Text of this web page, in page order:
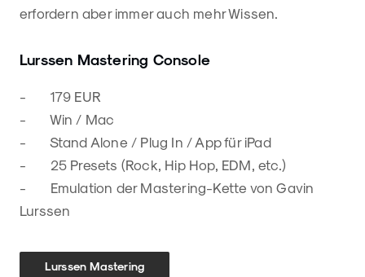
erfordern aber immer auch mehr Wissen.
Lurssen Mastering Console
- 179 EUR
- Win / Mac
- Stand Alone / Plug In / App für iPad
- 25 Presets (Rock, Hip Hop, EDM, etc.)
- Emulation der Mastering-Kette von Gavin
Lurssen
Lurssen Mastering